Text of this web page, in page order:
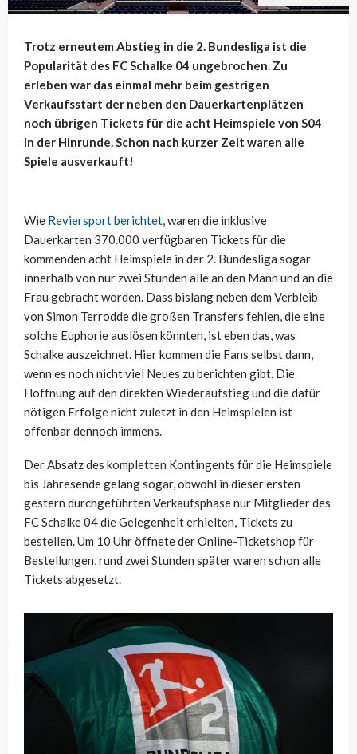
Trotz erneutem Abstieg in die 2. Bundesliga ist die
Popularität des FC Schalke 04 ungebrochen. Zu
erleben war das einmal mehr beim gestrigen
Verkaufsstart der neben den Dauerkartenplätzen
noch übrigen Tickets für die acht Heimspiele von S04
in der Hinrunde. Schon nach kurzer Zeit waren alle
Spiele ausverkauft!
Wie Reviersport berichtet, waren die inklusive
Dauerkarten 370.000 verfügbaren Tickets für die
kommenden acht Heimspiele in der 2. Bundesliga sogar
innerhalb von nur zwei Stunden alle an den Mann und an die
Frau gebracht worden. Dass bislang neben dem Verbleib
von Simon Terrodde die großen Transfers fehlen, die eine
solche Euphorie auslösen könnten, ist eben das, was
Schalke auszeichnet. Hier kommen die Fans selbst dann,
wenn es noch nicht viel Neues zu berichten gibt. Die
Hoffnung auf den direkten Wiederaufstieg und die dafür
nötigen Erfolge nicht zuletzt in den Heimspielen ist
offenbar dennoch immens.
Der Absatz des kompletten Kontingents für die Heimspiele
bis Jahresende gelang sogar, obwohl in dieser ersten
gestern durchgeführten Verkaufsphase nur Mitglieder des
FC Schalke 04 die Gelegenheit erhielten, Tickets zu
bestellen. Um 10 Uhr öffnete der Online-Ticketshop für
Bestellungen, rund zwei Stunden später waren schon alle
Tickets abgesetzt.